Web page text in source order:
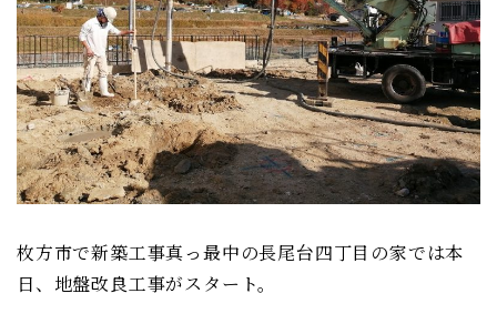
枚方市で新築工事真っ最中の長尾台四丁目の家では本
日、地盤改良工事がスタート。